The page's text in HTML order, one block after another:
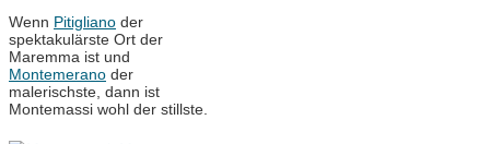
Wenn Pitigliano der
spektakulärste Ort der
Maremma ist und
Montemerano der
malerischste, dann ist
Montemassi wohl der stillste.